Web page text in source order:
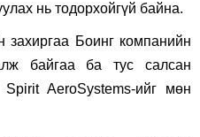
нь тодорхойгүй байна.
Боинг компанийн
байгаа ба тус салсан
Spirit AeroSystems-ийг мөн